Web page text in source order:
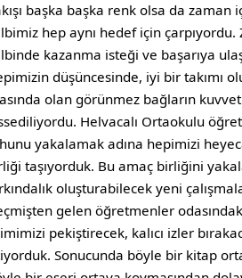
başka başka renk olsa da zaman
hep aynı hedef için
kazanma isteği ve başarıya
düşüncesinde, iyi bir takımı
olan görünmez bağların
Helvacalı Ortaokulu
yakalamak adına hepimizi
taşıyorduk. Bu amaç birliğini
oluşturabilecek yeni
gelen öğretmenler
pekiştirecek, kalıcı izler
Sonucunda böyle bir kitap